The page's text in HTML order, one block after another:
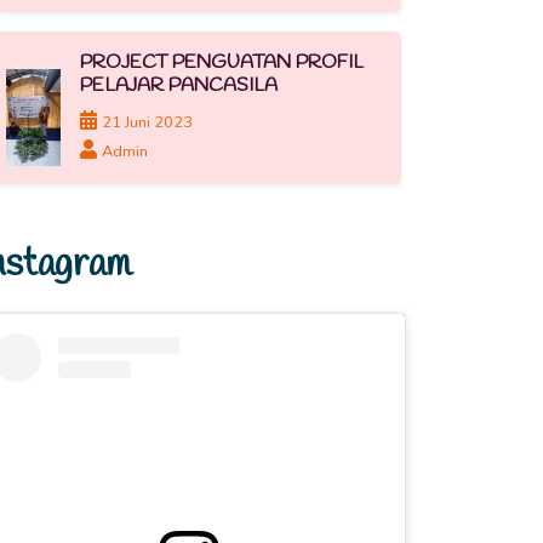
PROJECT PENGUATAN PROFIL
PELAJAR PANCASILA
21 Juni 2023
Admin